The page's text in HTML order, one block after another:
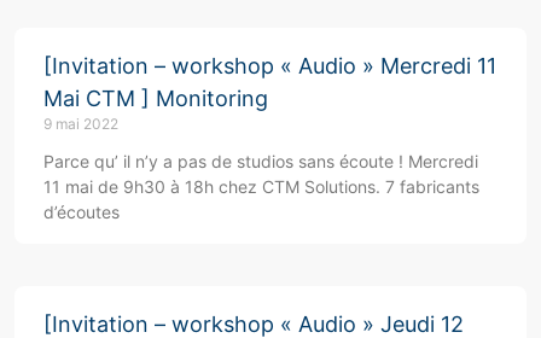
[Invitation – workshop « Audio » Mercredi 11
Mai CTM ] Monitoring
9 mai 2022
Parce qu’ il n’y a pas de studios sans écoute ! Mercredi
11 mai de 9h30 à 18h chez CTM Solutions. 7 fabricants
d’écoutes
[Invitation – workshop « Audio » Jeudi 12